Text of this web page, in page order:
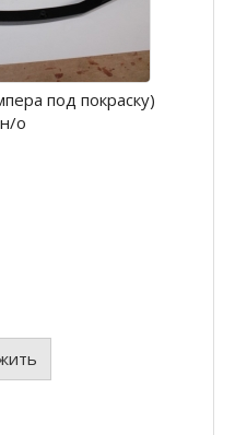
под покраску)
о